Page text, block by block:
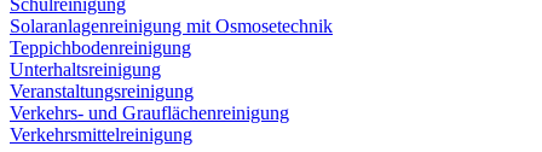
Solaranlagenreinigung mit Osmosetechnik
Teppichbodenreinigung
Unterhaltsreinigung
Veranstaltungsreinigung
Verkehrs- und Grauflächenreinigung
Verkehrsmittelreinigung